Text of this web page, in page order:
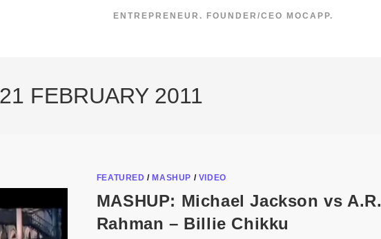
ENTREPRENEUR. FOUNDER/CEO MOCAPP.
FEBRUARY 2011
FEATURED / MASHUP / VIDEO
MASHUP: Michael Jackson vs A.R.
Rahman – Billie Chikku